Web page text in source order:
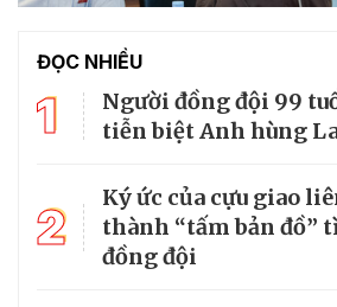
ĐỌC NHIỀU
1
Người đồng đội 99
tiễn biệt Anh hùng
2
Ký ức của cựu giao
thành “tấm bản đồ”
đồng đội